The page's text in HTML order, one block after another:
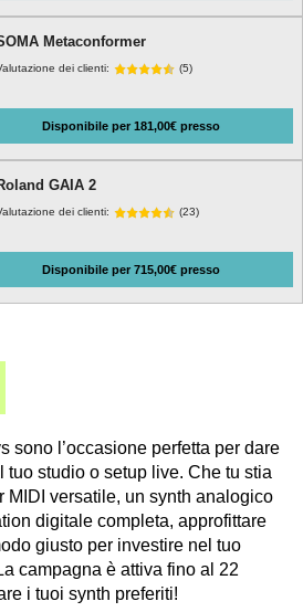
Metaconformer
dei clienti: (5)
Disponibile per 181,00€ presso
GAIA 2
dei clienti: (23)
Disponibile per 715,00€ presso
sono l’occasione perfetta per dare
tuo studio o setup live. Che tu stia
MIDI versatile, un synth analogico
digitale completa, approfittare
giusto per investire nel tuo
campagna è attiva fino al 22
i tuoi synth preferiti!